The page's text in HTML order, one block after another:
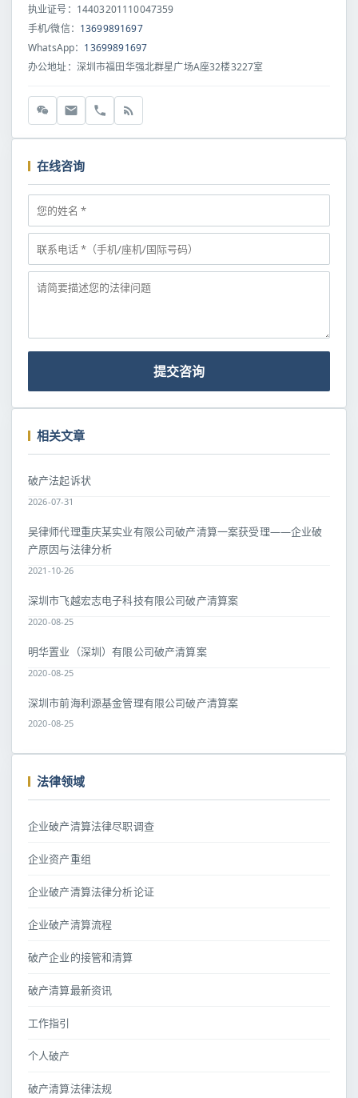
执业证号：14403201110047359
手机/微信： 13699891697
WhatsApp： 13699891697
办公地址：深圳市福田华强北群星广场A座32楼3227室
在线咨询
提交咨询
相关文章
破产法起诉状
2026-07-31
吴律师代理重庆某实业有限公司破产清算一案获受理——企业破
产原因与法律分析
2021-10-26
深圳市飞越宏志电子科技有限公司破产清算案
2020-08-25
明华置业（深圳）有限公司破产清算案
2020-08-25
深圳市前海利源基金管理有限公司破产清算案
2020-08-25
法律领域
企业破产清算法律尽职调查
企业资产重组
企业破产清算法律分析论证
企业破产清算流程
破产企业的接管和清算
破产清算最新资讯
工作指引
个人破产
破产清算法律法规